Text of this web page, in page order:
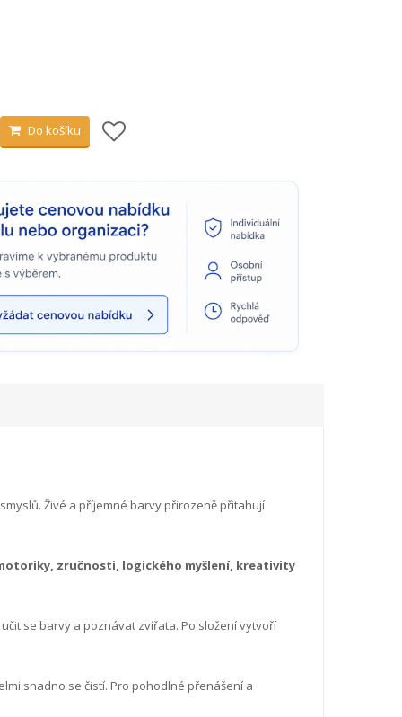
Do košíku
Živé a příjemné barvy přirozeně přitahují
zručnosti, logického myšlení, kreativity
se barvy a poznávat zvířata. Po složení vytvoří
snadno se čistí. Pro pohodlné přenášení a